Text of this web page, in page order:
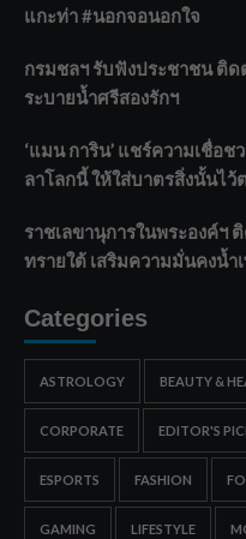
แกะท่า #นอกจอนอกใจ
กรมชลฯ รับฟังประชาชน ติ
ระบายน้ำศรีสองรักฯ
‘แมน การิน’ แชร์ความเชื่อ
ลาโลกนี้ ให้ใส่บาตรสิ่งนั้นไว้
ราชเลขานุการในพระองค์ฯ
ทรายใต้ เสริมความมั่นคงน้ำ
Categories
ASTROLOGY BEAUTY &
CORPORATE EDITOR'S
ESPORTS FASHION
GAMING LIFESTYLE